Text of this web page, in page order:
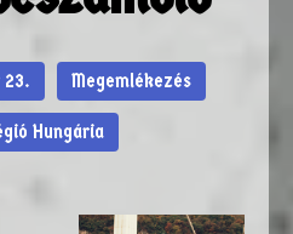
23. Megemlékezés
Hungária